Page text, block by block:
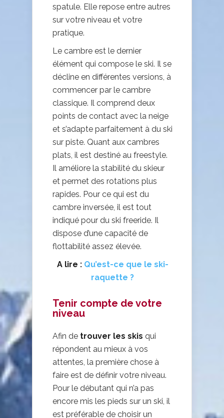
spatule. Elle repose entre autres
sur votre niveau et votre
pratique.
Le cambre est le dernier
élément qui compose le ski. Il se
décline en différentes versions, à
commencer par le cambre
classique. Il comprend deux
points de contact avec la neige
et s’adapte parfaitement à du ski
sur piste. Quant aux cambres
plats, il est destiné au freestyle.
Il améliore la stabilité du skieur
et permet des rotations plus
rapides. Pour ce qui est du
cambre inversée, il est tout
indiqué pour du ski freeride. Il
dispose d’une capacité de
flottabilité assez élevée.
A lire : Qu’est-ce que le ski-
raquette ?
Tenir compte de votre
niveau
Afin de trouver les skis qui
répondent au mieux à vos
attentes, la première chose à
faire est de définir votre niveau.
Pour le débutant qui n’a pas
encore mis les pieds sur un ski, il
est préférable de choisir un